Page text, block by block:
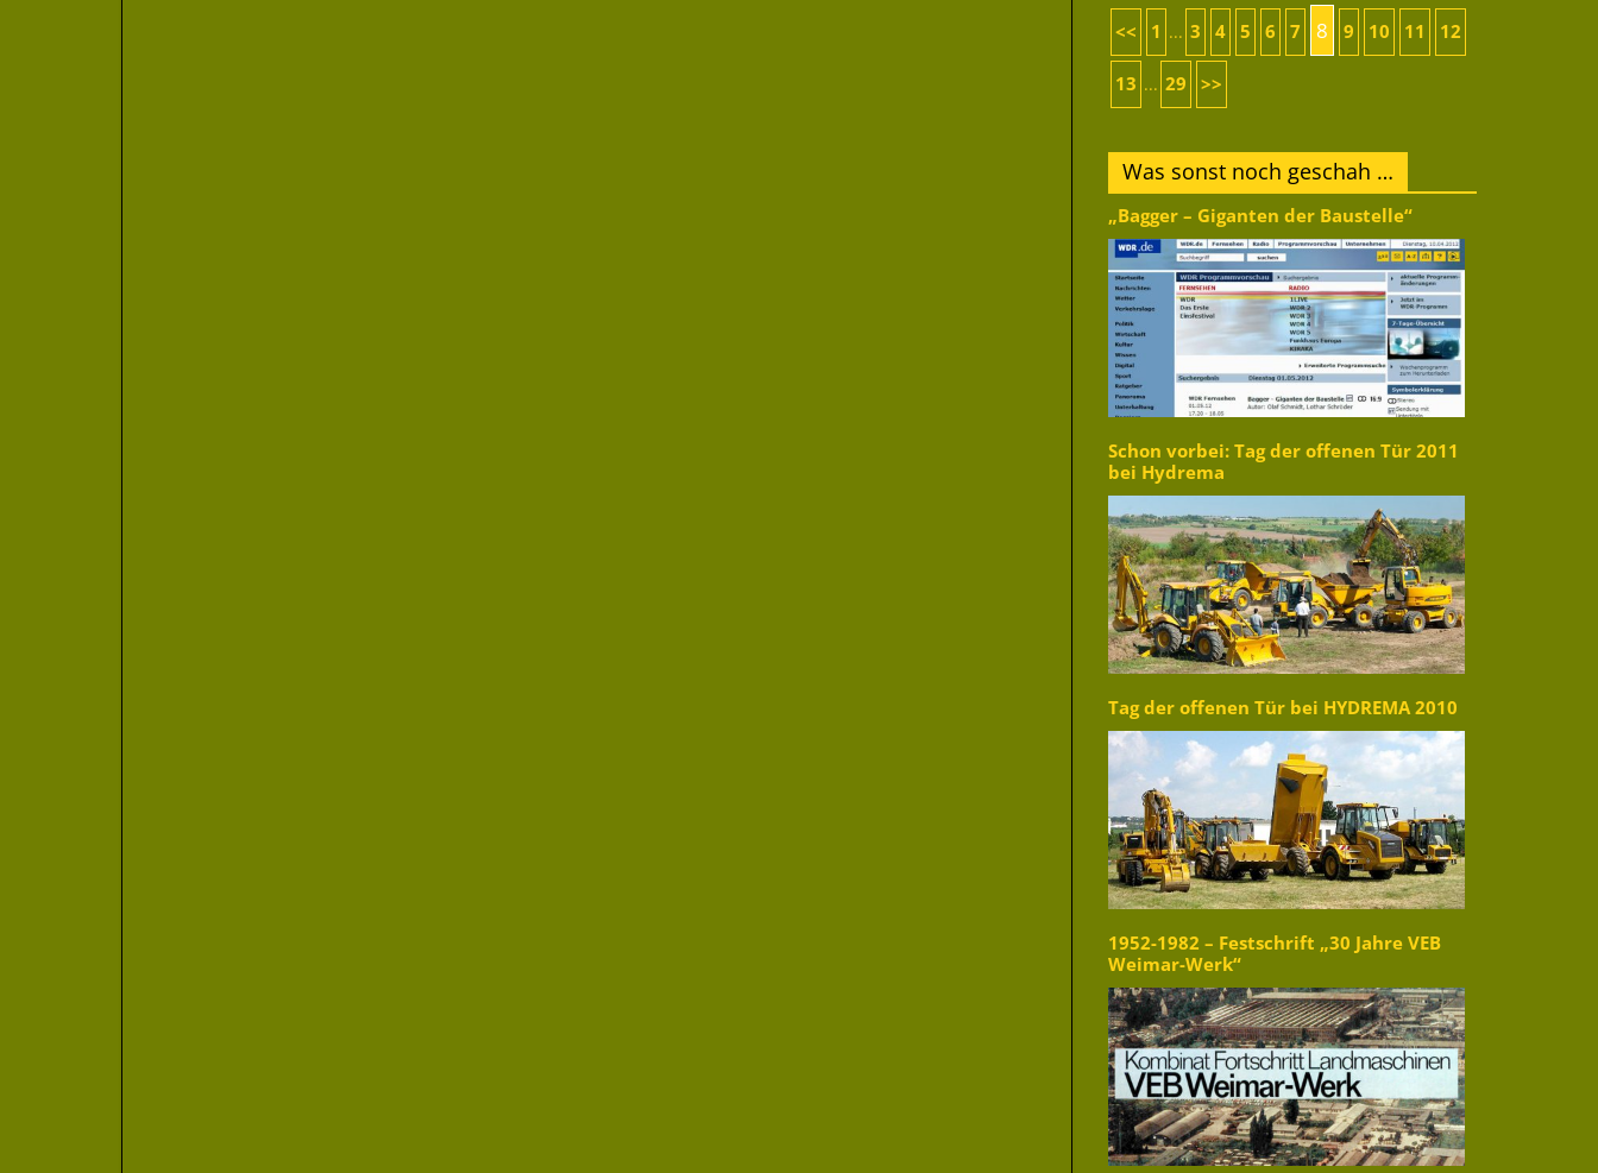
<< 1 ... 3 4 5 6 7 8 9 10 11 12
13 ... 29 >>
Was sonst noch geschah …
„Bagger – Giganten der Baustelle“
Schon vorbei: Tag der offenen Tür 2011
bei Hydrema
Tag der offenen Tür bei HYDREMA 2010
1952-1982 – Festschrift „30 Jahre VEB
Weimar-Werk“